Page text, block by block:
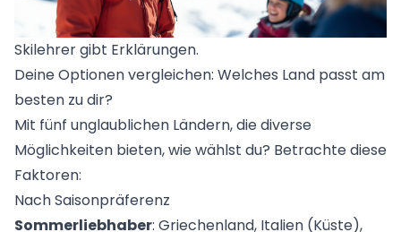
Skilehrer gibt Erklärungen.
Deine Optionen vergleichen: Welches Land passt am
besten zu dir?
Mit fünf unglaublichen Ländern, die diverse
Möglichkeiten bieten, wie wählst du? Betrachte diese
Faktoren:
Nach Saisonpräferenz
Sommerliebhaber: Griechenland, Italien (Küste),